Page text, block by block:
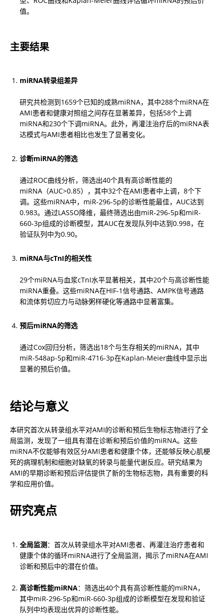
值。
主要结果
miRNA转录组差异
研究共检测到1659个已知的成熟miRNA，其中288个miRNA在
AMI患者和健康对照组之间存在显著差异，包括58个上调
miRNA和230个下调miRNA。此外，再灌注治疗后的miRNA表
达模式与AMI患者相比也发生了显著变化。
诊断miRNA的筛选
通过ROC曲线分析，筛选出40个具有高诊断性能的
miRNA（AUC>0.85），其中32个在AMI患者中上调，8个下
调。这些miRNA中，miR-296-5p的诊断性能最佳，AUC达到
0.983。通过LASSO降维，最终筛选出由miR-296-5p和miR-
660-3p组成的诊断模型，其AUC在发现队列中达到0.998，在
验证队列中为0.90。
miRNA与cTnI的相关性
29个miRNA与血浆cTnI水平显著相关，其中20个与高诊断性能
miRNA重叠。这些miRNA在HIF-1信号通路、AMPK信号通路
和流体剪切应力与动脉粥样硬化等通路中显著富集。
预后miRNA的筛选
通过Cox回归分析，筛选出18个与生存相关的miRNA，其中
miR-548ap-5p和miR-4716-3p在Kaplan-Meier曲线中显示出
显著的预后价值。
结论与意义
本研究首次从转录组水平对AMI的诊断和预后生物标志物进行了全
局监测，发现了一组具有潜在诊断和预后价值的miRNA。这些
miRNA不仅能够有效区分AMI患者和健康个体，还能够反映心肌梗
死的病理机制和细胞对缺氧的转录与能量代谢反应。研究结果为
AMI的早期诊断和预后评估提供了新的生物标志物，具有重要的科
学和应用价值。
研究亮点
全局监测：首次从转录组水平对AMI患者、再灌注治疗患者和
健康个体的循环miRNA进行了全局监测，揭示了miRNA在AMI
诊断和预后中的潜在价值。
高诊断性能miRNA：筛选出40个具有高诊断性能的miRNA，
其中miR-296-5p和miR-660-3p组成的诊断模型在发现和验证
队列中均表现出优异的诊断性能。